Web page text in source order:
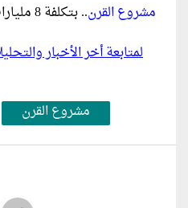
مشروع القرن.. بتكلفة 8 مليارات جنيه يبني
لمتابعة أخر الأخبار
مشروع القرن